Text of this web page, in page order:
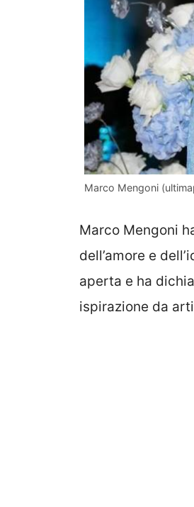
Marco Mengoni
Marco Mengoni
dell’amore e
aperta e ha
ispirazione da